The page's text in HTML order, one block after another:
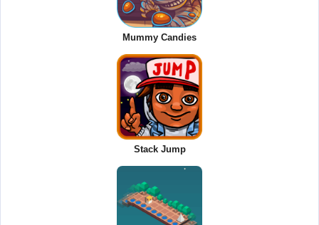
Mummy Candies
Stack Jump